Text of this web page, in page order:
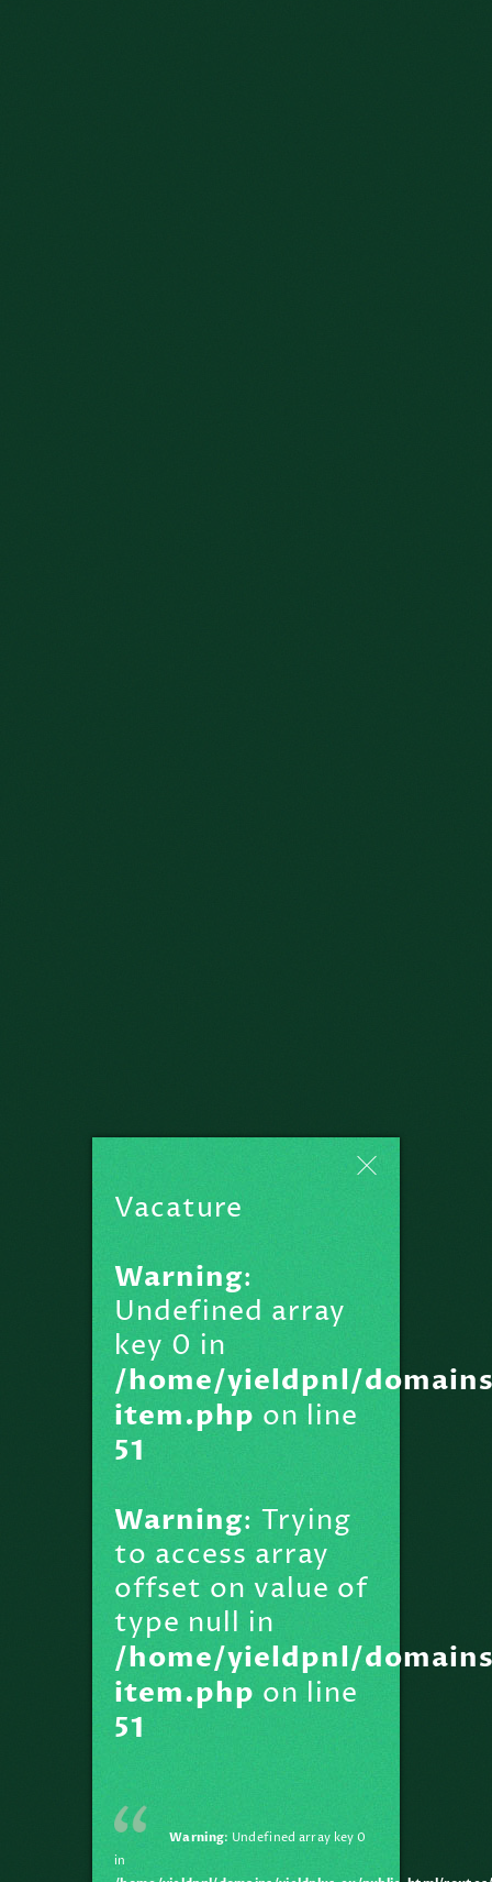
Vacature
Warning:
Undefined array
key 0 in
/home/yieldpnl/
item.php on line
51
Warning: Trying
to access array
offset on value of
type null in
/home/yieldpnl/
item.php on line
51
Warning: Undefined array key 0
in